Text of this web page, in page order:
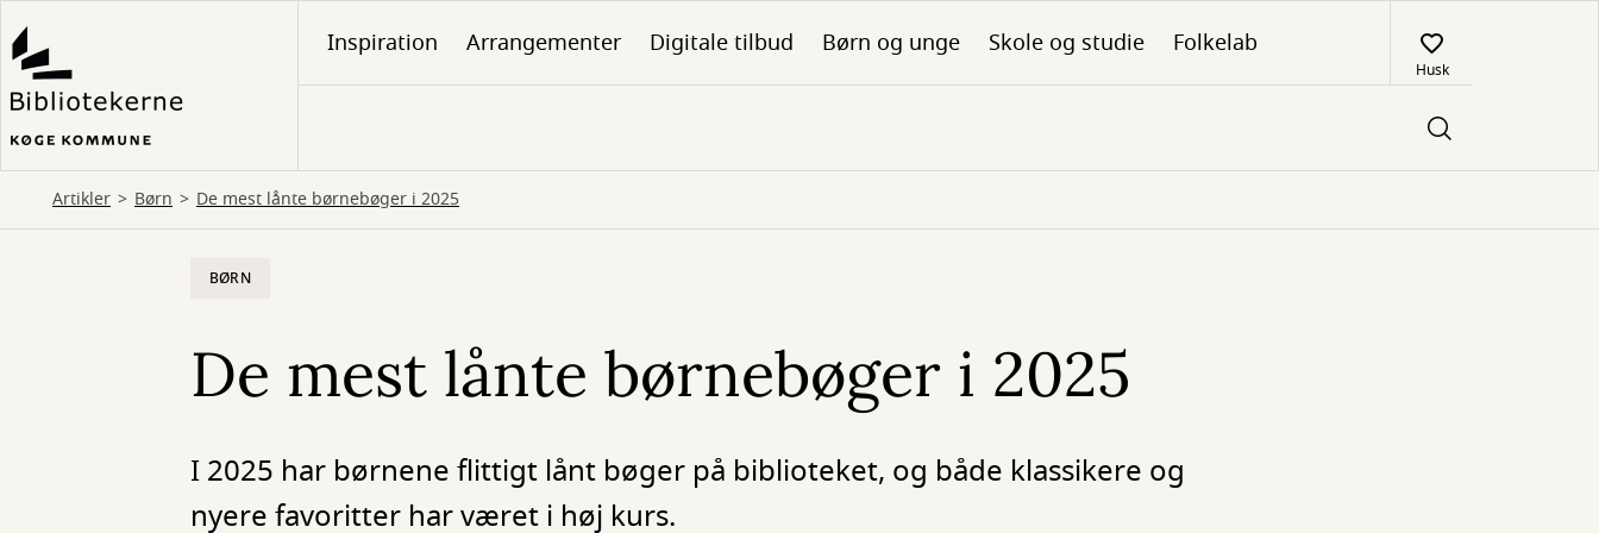
til
hovedindhold
Inspiration Arrangementer Digitale tilbud Børn og unge Skole og studie Folkelab
Husk
Artikler Børn De mest lånte børnebøger i 2025
BØRN
De mest lånte børnebøger i 2025
I 2025 har børnene flittigt lånt bøger på biblioteket, og både klassikere og
nyere favoritter har været i høj kurs.